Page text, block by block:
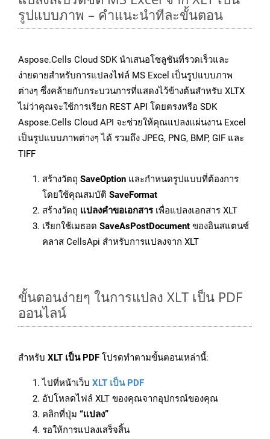
รูปแบบภาพ – คำแนะนำทีละขั้นตอน
Aspose.Cells Cloud SDK นำเสนอโซลูชันที่รวดเร็วและ
ง่ายดายสำหรับการแปลงไฟล์ MS Excel เป็นรูปแบบภาพ
ต่างๆ ซึ่งคล้ายกับกระบวนการที่แสดงไว้ข้างต้นสำหรับ XLTX
ไม่ว่าคุณจะใช้การเรียก REST API โดยตรงหรือ SDK
Aspose.Cells Cloud API จะช่วยให้คุณแปลงแผ่นงาน Excel
เป็นรูปแบบภาพต่างๆ ได้ รวมถึง JPEG, PNG, BMP, GIF และ
TIFF
สร้างวัตถุ SaveOption และกำหนดรูปแบบที่ต้องการ
โดยใช้คุณสมบัติ SaveFormat
สร้างวัตถุ แปลงคำขอเอกสารเพื่อแปลงเอกสาร XLT
เรียกใช้เมธอด SaveAsPostDocument ของอินสแตนซ์
คลาส CellsApi สำหรับการแปลงจาก XLT
ขั้นตอนง่ายๆ ในการแปลง XLT เป็น PDF
ออนไลน์
สำหรับ XLT เป็น PDF โปรดทำตามขั้นตอนเหล่านี้:
ไปที่หน้าเว็บ XLT เป็น PDF
อัปโหลดไฟล์ XLT ของคุณจากอุปกรณ์ของคุณ
คลิกที่ปุ่ม “แปลง”
รอให้การแปลงเสร็จสิ้น